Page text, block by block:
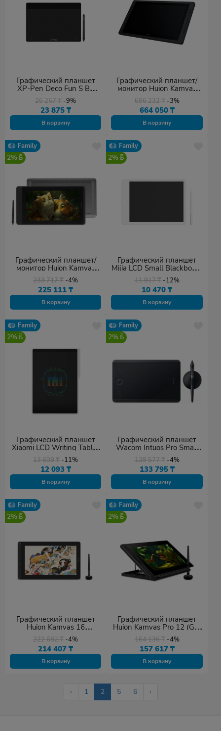
Графический планшет
XP-Pen Deco Fun S BK
Чёрный
26 257₸ -9%
23 875 ₸
В корзину
Графический планшет/
монитор Huion Kamvas
Pro 24 Чёрный
686 232₸ -3%
664 050 ₸
В корзину
Family
2%
Графический планшет/
монитор Huion Kamvas
Pro 13 чёрный
233 717₸ -4%
225 111₸
В корзину
Family
2%
Графический планшет
Mijia LCD Small Blackboard
13.5 белый
11 917₸ -12%
10 470₸
В корзину
Family
2%
Графический планшет
Xiaomi LCD Writing Tablet
13.5" Color Edition белый
13 608₸ -11%
12 093 ₸
В корзину
Family
2%
Графический планшет
Wacom Intuos Pro Small
EN/RU (PTH-451) чёрный
139 577₸ -4%
133 795 ₸
В корзину
Family
2%
Графический планшет
Huion Kamvas 16
(GS1562)
222 682₸ -4%
214 407₸
В корзину
Family
2%
Графический планшет
Huion Kamvas Pro 12 (GT-
116)
164 136₸ -4%
157 617 ₸
В корзину
‹ 1 2 5 6 ›